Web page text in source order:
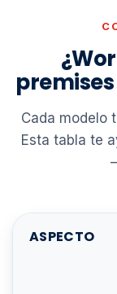
Cada modelo
Esta tabla te
ASPECTO